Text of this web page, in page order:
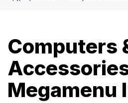
Computers
Megamenu